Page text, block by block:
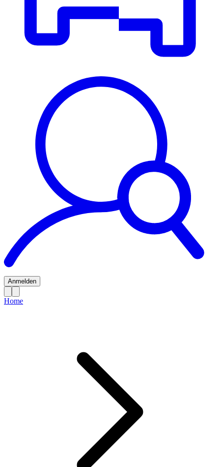
Anmelden
Home